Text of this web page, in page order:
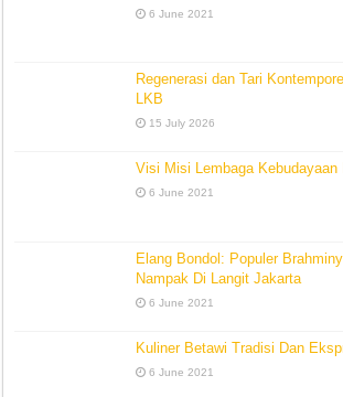
6 June 2021
Regenerasi dan Tari
LKB
15 July 2026
Visi Misi Lembaga Kebudayaan
6 June 2021
Elang Bondol: Populer
Nampak Di Langit Jakarta
6 June 2021
Kuliner Betawi Tradisi Dan
6 June 2021